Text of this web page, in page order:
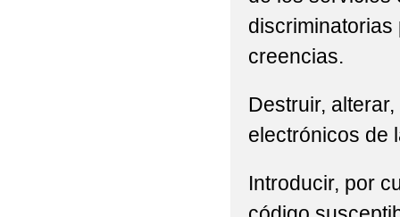
creencias.
Destruir,
electrónicos de
Introducir, por